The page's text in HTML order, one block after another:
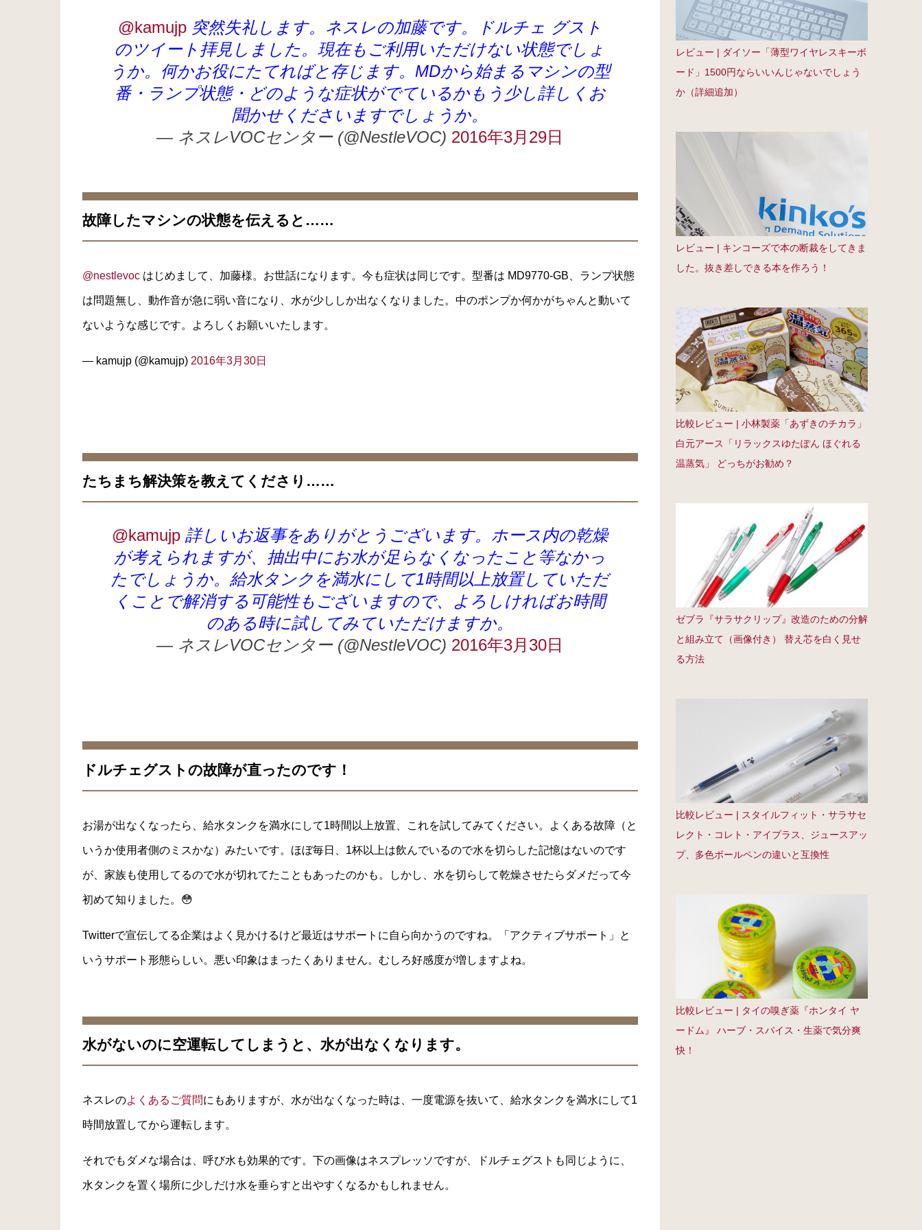
@kamujp 突然失礼します。ネスレの加藤です。ドルチェ グスト
のツイート拝見しました。現在もご利用いただけない状態でしょ
うか。何かお役にたてればと存じます。MDから始まるマシンの型
番・ランプ状態・どのような症状がでているかもう少し詳しくお
聞かせくださいますでしょうか。
— ネスレVOCセンター (@NestleVOC) 2016年3月29日
故障したマシンの状態を伝えると……
@nestlevocはじめまして、加藤様。お世話になります。今も症状は同じです。型番は MD9770-GB、ランプ状態
は問題無し、動作音が急に弱い音になり、水が少ししか出なくなりました。中のポンプか何かがちゃんと動いて
ないような感じです。よろしくお願いいたします。
— kamujp (@kamujp) 2016年3月30日
たちまち解決策を教えてくださり……
@kamujp 詳しいお返事をありがとうございます。ホース内の乾燥
が考えられますが、抽出中にお水が足らなくなったこと等なかっ
たでしょうか。給水タンクを満水にして1時間以上放置していただ
くことで解消する可能性もございますので、よろしければお時間
のある時に試してみていただけますか。
— ネスレVOCセンター (@NestleVOC) 2016年3月30日
ドルチェグストの故障が直ったのです！
お湯が出なくなったら、給水タンクを満水にして1時間以上放置、これを試してみてください。よくある故障（と
いうか使用者側のミスかな）みたいです。ほぼ毎日、1杯以上は飲んでいるので水を切らした記憶はないのです
が、家族も使用してるので水が切れてたこともあったのかも。しかし、水を切らして乾燥させたらダメだって今
初めて知りました。😳
Twitterで宣伝してる企業はよく見かけるけど最近はサポートに自ら向かうのですね。「アクティブサポート」と
いうサポート形態らしい。悪い印象はまったくありません。むしろ好感度が増しますよね。
水がないのに空運転してしまうと、水が出なくなります。
ネスレのよくあるご質問にもありますが、水が出なくなった時は、一度電源を抜いて、給水タンクを満水にして1
時間放置してから運転します。
それでもダメな場合は、呼び水も効果的です。下の画像はネスプレッソですが、ドルチェグストも同じように、
水タンクを置く場所に少しだけ水を垂らすと出やすくなるかもしれません。
レビュー | ダイソー「薄型ワイヤレスキーボ
ード」1500円ならいいんじゃないでしょう
か（詳細追加）
レビュー | キンコーズで本の断裁をしてきま
した。抜き差しできる本を作ろう！
比較レビュー | 小林製薬「あずきのチカラ」
白元アース「リラックスゆたぽん ほぐれる
温蒸気」 どっちがお勧め？
ゼブラ『サラサクリップ』改造のための分解
と組み立て（画像付き） 替え芯を白く見せ
る方法
比較レビュー | スタイルフィット・サラサセ
レクト・コレト・アイプラス、ジュースアッ
プ、多色ボールペンの違いと互換性
比較レビュー | タイの嗅ぎ薬『ホンタイ ヤ
ードム』 ハーブ・スパイス・生薬で気分爽
快！